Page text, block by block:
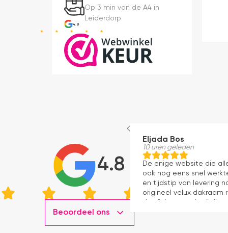
Op 3 min van de A4 in
Leiderdorp
4.8
4.8
Beoordeel ons
Eljada Bos
10 uren geleden
De enige website die
ook nog eens snel
en tijdstip van levering
origineel velux dakraam